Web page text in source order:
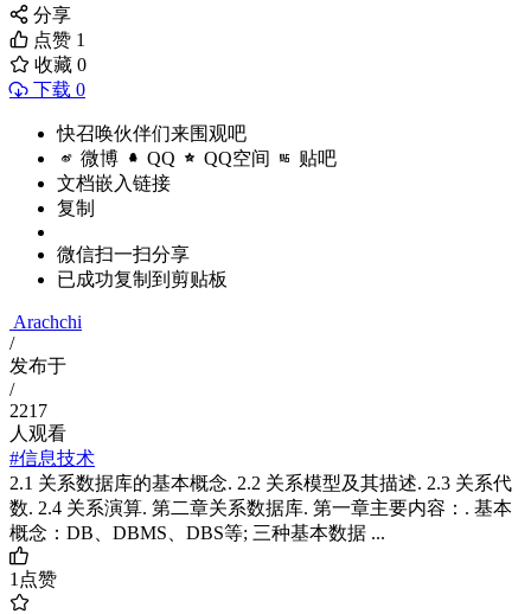
分享
点赞 1
收藏 0
下载 0
快召唤伙伴们来围观吧
微博 QQ QQ空间 贴吧
文档嵌入链接
复制
微信扫一扫分享
已成功复制到剪贴板
Arachchi
/
发布于
/
2217
人观看
#信息技术
2.1 关系数据库的基本概念. 2.2 关系模型及其描述. 2.3 关系代
数. 2.4 关系演算. 第二章关系数据库. 第一章主要内容：. 基本
概念：DB、DBMS、DBS等; 三种基本数据 ...
1点赞